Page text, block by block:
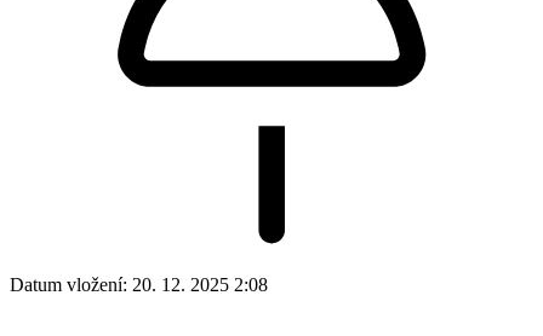
Datum vložení: 20. 12. 2025 2:08